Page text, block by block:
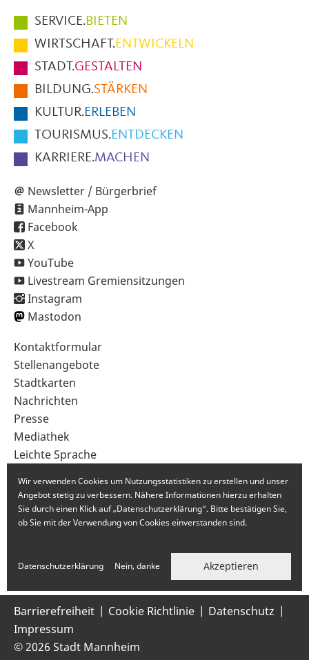
Hauptmenüpunkte
im
Fußbereich
der
Seite
SERVICE.BIETEN
WIRTSCHAFT.ENTWICKELN
STADT.GESTALTEN
BILDUNG.STÄRKEN
KULTUR.ERLEBEN
TOURISMUS.ENTDECKEN
KARRIERE.MACHEN
Newsletter / Bürgerbrief
Mannheim-App
Facebook
X
YouTube
Livestream Gremiensitzungen
Instagram
Mastodon
Sekundärnavigation
im
Fußbereich
Kontaktformular
Stellenangebote
Stadtkarten
Nachrichten
Presse
Mediathek
Leichte Sprache
Barrierefreiheit Cookie Richtlinie
Datenschutz
Impressum
© 2026 Stadt Mannheim
Wir verwenden Cookies um Nutzungsstatistiken zu erstellen und unser
Angebot stetig zu verbessern. Nähere Informationen hierzu erhalten
Sie durch einen Klick auf „Datenschutzerklärung“. Bitte bestätigen Sie,
ob Sie mit der Verwendung von Cookies einverstanden sind.
Datenschutzerklärung Nein, danke Akzeptieren